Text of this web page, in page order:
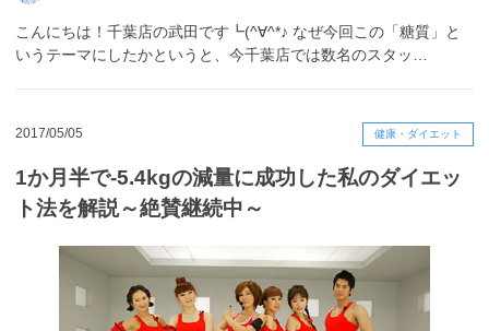
こんにちは！千葉店の武田です┗(^∀^*♪ なぜ今回この「糖質」と
いうテーマにしたかというと、今千葉店では数名のスタッ…
2017/05/05 健康・ダイエット
1か月半で-5.4kgの減量に成功した私のダイエッ
ト法を解説～絶賛継続中～